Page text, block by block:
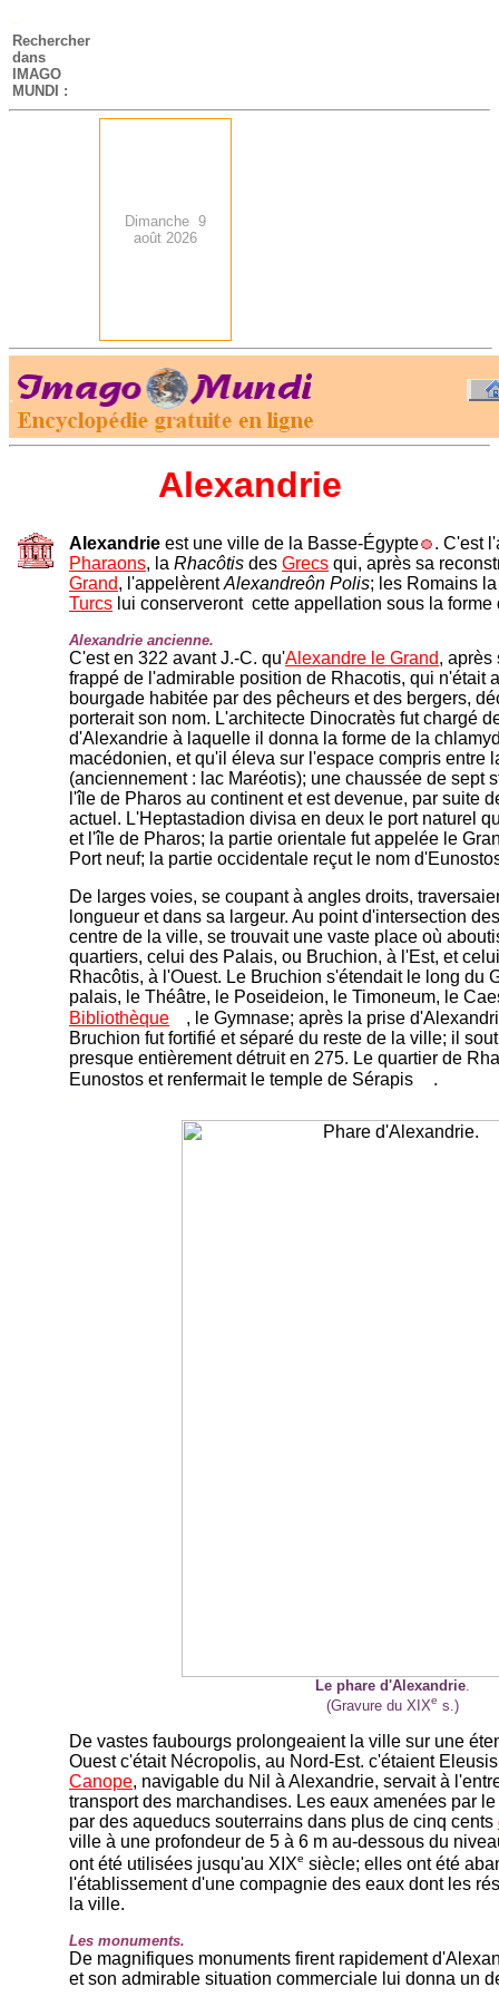
-
Rechercher
dans
IMAGO
MUNDI :
Dimanche 9
août 2026
.
Alexandrie
Alexandrie est une ville de la Basse-Égypte
. C'est
Pharaons, la Rhacôtis des Grecs qui, après sa
Grand, l'appelèrentAlexandreôn Polis; les Romains
Turcs lui conserveront cette appellation sous la forme
Alexandrie ancienne.
C'est en 322 avant J.-C. qu'Alexandre le Grand, après
frappé de l'admirable position de Rhacotis, qui n'était
bourgade habitée par des pêcheurs et des bergers,
porterait son nom. L'architecte Dinocratès fut chargé
d'Alexandrie à laquelle il donna la forme de la
macédonien, et qu'il éleva sur l'espace compris entre
(anciennement : lac Maréotis); une chaussée de sept
l'île de Pharos au continent et est devenue, par suite
actuel. L'Heptastadion divisa en deux le port naturel
et l'île de Pharos; la partie orientale fut appelée le
Port neuf; la partie occidentale reçut le nom
De larges voies, se coupant à angles droits,
longueur et dans sa largeur. Au point d'intersection
centre de la ville, se trouvait une vaste place où
quartiers, celui des Palais, ou Bruchion, à l'Est, et
Rhacôtis, à l'Ouest. Le Bruchion s'étendait le long du
palais, le Théâtre, le Poseideion, le Timoneum, le
Bibliothèque
, le Gymnase; après la prise
Bruchion fut fortifié et séparé du reste de la ville; il
presque entièrement détruit en 275. Le quartier de
Eunostos et renfermait le temple de Sérapis
.
-
Le phare d'Alexandrie.
(Gravure du XIXe s.)
De vastes faubourgs prolongeaient la ville sur une
Ouest c'était Nécropolis, au Nord-Est. c'étaient
Canope, navigable du Nil à Alexandrie, servait à
transport des marchandises. Les eaux amenées par
par des aqueducs souterrains dans plus de cinq cents
ville à une profondeur de 5 à 6 m au-dessous du
ont été utilisées jusqu'au XIXe siècle; elles ont été
l'établissement d'une compagnie des eaux dont les
la ville.
Les monuments.
De magnifiques monuments firent rapidement
et son admirable situation commerciale lui donna un